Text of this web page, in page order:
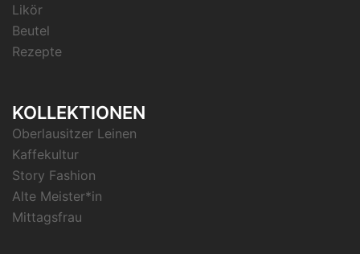
Likör
Beutel
Rezepte
KOLLEKTIONEN
Oberlausitzer Leinen
Kaffekultur
Story Fashion
Alte Meister*in
Mittagsfrau